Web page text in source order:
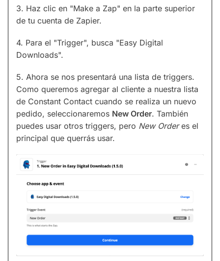
3. Haz clic en "Make a Zap" en la parte superior
de tu cuenta de Zapier.
4. Para el "Trigger", busca "Easy Digital
Downloads".
5. Ahora se nos presentará una lista de triggers.
Como queremos agregar al cliente a nuestra lista
de Constant Contact cuando se realiza un nuevo
pedido, seleccionaremos New Order. También
puedes usar otros triggers, pero New Orderes el
principal que querrás usar.